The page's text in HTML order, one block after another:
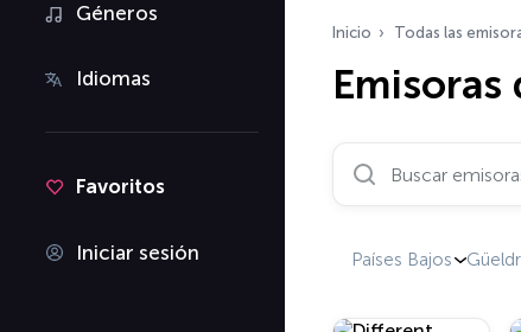
Géneros
Idiomas
Favoritos
Iniciar sesión
Inicio Todas las
Buscar emisoras de
Países Bajos